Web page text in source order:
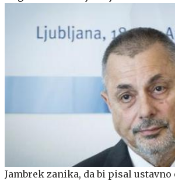
Jambrek zanika, da bi pisal